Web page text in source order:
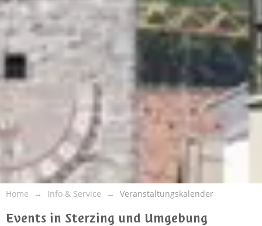
Home Info & Service Veranstaltungskalender
Events in Sterzing und Umgebung